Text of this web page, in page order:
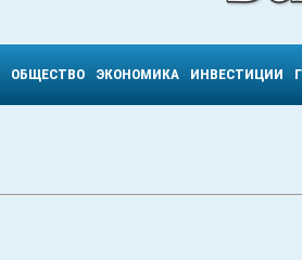
ОБЩЕСТВО ЭКОНОМИКА ИНВЕСТИЦИИ